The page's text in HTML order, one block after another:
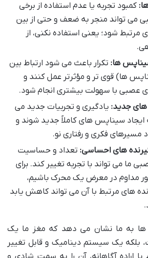
کمبود تجربه یا عدم استفاده از برخی
می تواند منجر به ضعف و حتی از بین
مرتبط شود؛ یعنی استفاده نکنی، از
ها: تکرار باعث می شود ارتباط بین
ها) قوی تر و مؤثرتر عمل کنند و
عصبی با سهولت بیشتری انجام شود.
جدید: یادگیری و تجربیات جدید می
ایجاد سیناپس های کاملاً جدید شوند و
مسیرهای فکری و رفتاری نو.
های احساسی: تعداد و حساسیت
ما می تواند با تجربه تغییر کند. برای
مداوم در معرض یک محرک باشیم،
های مرتبط با آن می تواند کاهش یابد
ها به ما نشان می دهد که مغز ما یک
بلکه یک سیستم دینامیک و قابل تغییر